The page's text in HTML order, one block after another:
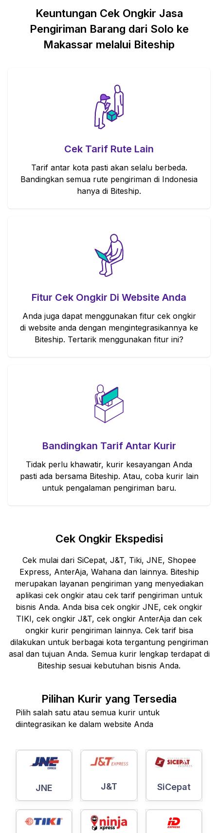
Keuntungan Cek Ongkir Jasa
Pengiriman Barang dari Solo ke
Makassar melalui Biteship
Cek Tarif Rute Lain
Tarif antar kota pasti akan selalu berbeda.
Bandingkan semua rute pengiriman di Indonesia
hanya di Biteship.
Fitur Cek Ongkir Di Website Anda
Anda juga dapat menggunakan fitur cek ongkir
di website anda dengan mengintegrasikannya ke
Biteship. Tertarik menggunakan fitur ini?
Bandingkan Tarif Antar Kurir
Tidak perlu khawatir, kurir kesayangan Anda
pasti ada bersama Biteship. Atau, coba kurir lain
untuk pengalaman pengiriman baru.
Cek Ongkir Ekspedisi
Cek mulai dari SiCepat, J&T, Tiki, JNE, Shopee
Express, AnterAja, Wahana dan lainnya. Biteship
merupakan layanan pengiriman yang menyediakan
aplikasi cek ongkir atau cek tarif pengiriman untuk
bisnis Anda. Anda bisa cek ongkir JNE, cek ongkir
TIKI, cek ongkir J&T, cek ongkir AnterAja dan cek
ongkir kurir pengiriman lainnya. Cek tarif bisa
dilakukan untuk berbagai kota tergantung pengiriman
asal dan tujuan Anda. Semua kurir lengkap terdapat di
Biteship sesuai kebutuhan bisnis Anda.
Pilihan Kurir yang Tersedia
Pilih salah satu atau semua kurir untuk
diintegrasikan ke dalam website Anda
JNE J&T SiCepat